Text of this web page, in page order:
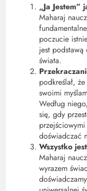
„Ja Jestem”
Maharaj
poczucie
jest
świata.
podkreślał,
swoimi
Według
się, gdy
doświadczać
Wszystko
Maharaj
wyrazem